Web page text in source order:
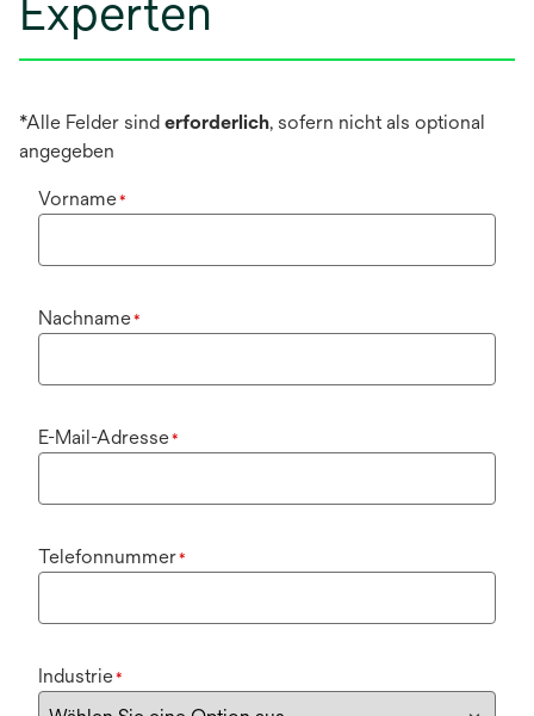
Experten
*Alle Felder sind erforderlich, sofern nicht als optional
angegeben
Vorname*
Nachname*
E-Mail-Adresse*
Telefonnummer*
Industrie*